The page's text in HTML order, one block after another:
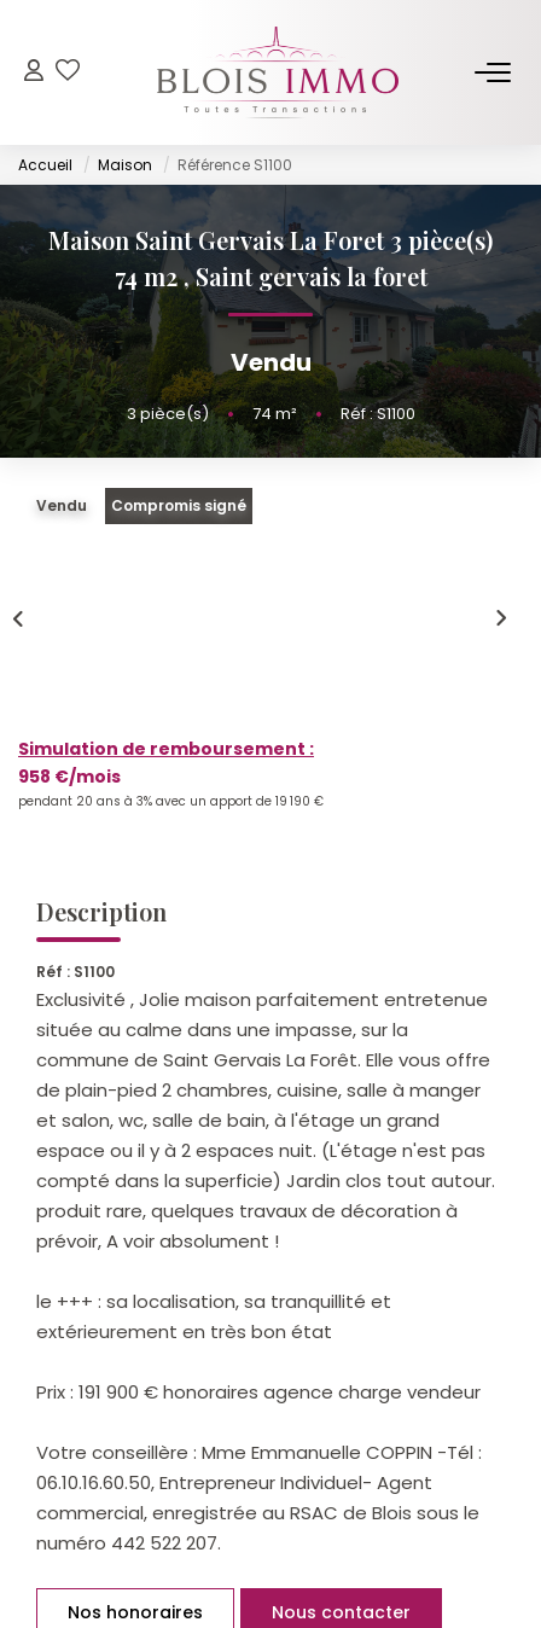
NOS BIENS
Acheter
Louer
Biens Vendus Et Loués
Off Market
ESTIMER
FAIRE GÉRER
NOTRE AGENCE
CONTACT
Accueil Maison Référence S1100
Maison Saint Gervais La Foret 3 pièce(s)
74 m2,Saint gervais la foret
Vendu
3pièce(s) • 74 m² • Réf : S1100
Vendu Compromis signé
Simulation de remboursement :
958 €/mois
pendant 20 ans à 3% avec un apport de 19 190 €
Description
Réf : S1100
Exclusivité , Jolie maison parfaitement entretenue
située au calme dans une impasse, sur la
commune de Saint Gervais La Forêt. Elle vous offre
de plain-pied 2 chambres, cuisine, salle à manger
et salon, wc, salle de bain, à l'étage un grand
espace ou il y à 2 espaces nuit. (L'étage n'est pas
compté dans la superficie) Jardin clos tout autour.
produit rare, quelques travaux de décoration à
prévoir, A voir absolument !
le +++ : sa localisation, sa tranquillité et
extérieurement en très bon état
Prix : 191 900 € honoraires agence charge vendeur
Votre conseillère : Mme Emmanuelle COPPIN -Tél :
06.10.16.60.50, Entrepreneur Individuel- Agent
commercial, enregistrée au RSAC de Blois sous le
numéro 442 522 207.
Nos honoraires Nous contacter